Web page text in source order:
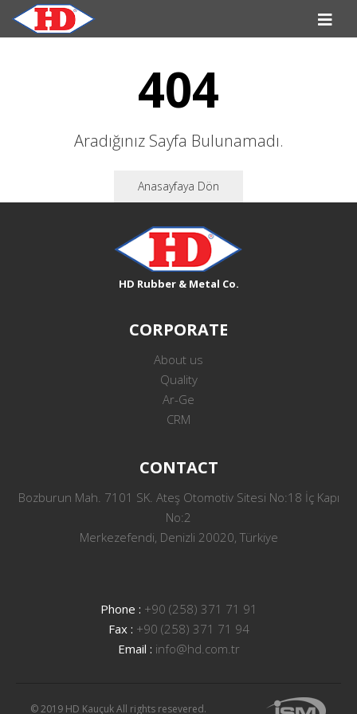
404
Aradığınız Sayfa Bulunamadı.
Anasayfaya Dön
HD Rubber & Metal Co.
CORPORATE
About us
Quality
Ar-Ge
CRM
CONTACT
Bozburun Mah. 7101 SK. Ateş Otomotiv Sitesi No:18 İç Kapı
No:2
Merkezefendi, Denizli 20020, Türkiye
Phone : +90 (258) 371 71 91
Fax : +90 (258) 371 71 94
Email : info@hd.com.tr
© 2019 HD Kauçuk All rights resevered.